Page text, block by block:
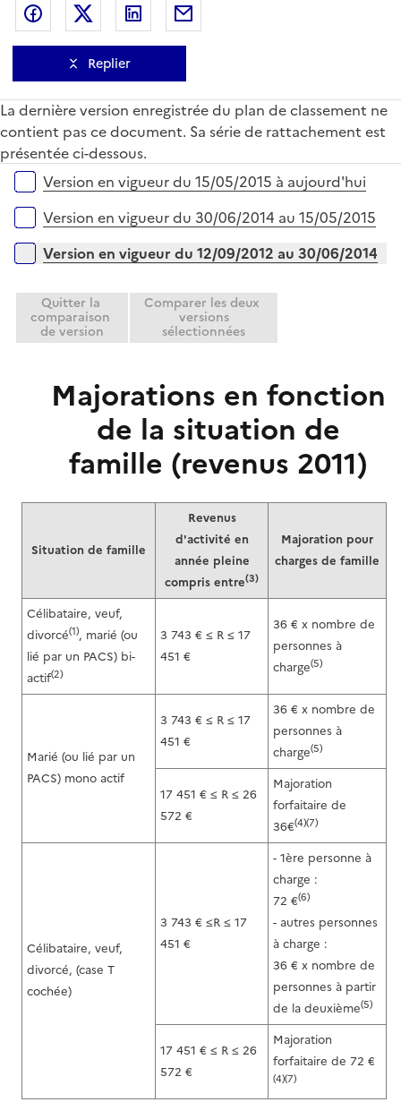
Partager sur Facebook
Partager sur Twitter
Partager sur LinkedIn
Replier
La dernière version enregistrée du plan de classement ne
contient pas ce document. Sa série de rattachement est
présentée ci-dessous.
Versions sur la période
Version en vigueur du 15/05/2015 à aujourd'hui
Version en vigueur du 30/06/2014 au 15/05/2015
Version en vigueur du 12/09/2012 au 30/06/2014
Quitter la
comparaison
de version
Comparer les deux
versions
sélectionnées
Majorations en fonction
de la situation de
famille (revenus 2011)
Situation de famille
Revenus
d'activité en
année pleine
compris entre(3)
Majoration pour
charges de famille
Célibataire, veuf,
divorcé(1), marié (ou
lié par un PACS) bi-
actif(2)
3 743 € ≤ R ≤ 17
451 €
36 € x nombre de
personnes à
charge(5)
Marié (ou lié par un
PACS) mono actif
3 743 € ≤ R ≤ 17
451 €
36 € x nombre de
personnes à
charge(5)
17 451 € ≤ R ≤ 26
572 €
Majoration
forfaitaire de
36€(4)(7)
Célibataire, veuf,
divorcé, (case T
cochée)
3 743 € ≤R ≤ 17
451 €
- 1ère personne à
charge :
72 €(6)
- autres personnes
à charge :
36 € x nombre de
personnes à partir
de la deuxième(5)
17 451 € ≤ R ≤ 26
572 €
Majoration
forfaitaire de 72 €
(4)(7)